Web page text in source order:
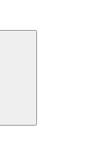
Гламурный журнал